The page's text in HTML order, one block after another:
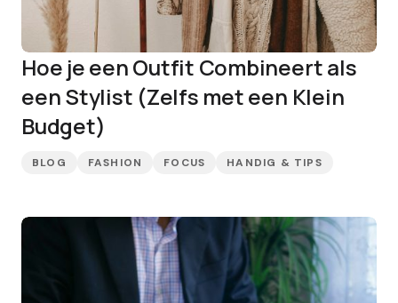
Hoe je een Outfit Combineert als
een Stylist (Zelfs met een Klein
Budget)
BLOG FASHION FOCUS HANDIG & TIPS